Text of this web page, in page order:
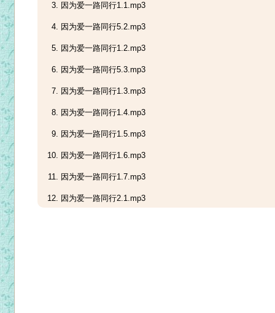
因为爱一路同行1.1.mp3
因为爱一路同行5.2.mp3
因为爱一路同行1.2.mp3
因为爱一路同行5.3.mp3
因为爱一路同行1.3.mp3
因为爱一路同行1.4.mp3
因为爱一路同行1.5.mp3
因为爱一路同行1.6.mp3
因为爱一路同行1.7.mp3
因为爱一路同行2.1.mp3